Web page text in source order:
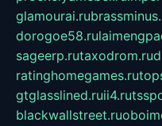
glamourai.ru
dorogoe58.ru
sageerp.rutaxodrom.ru
ratinghomegames.ru
gtglasslined.ruii4.ru
blackwallstreet.ru